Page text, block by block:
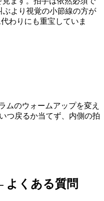
より視覚の小節線の方が
わりにも重宝していま
ムのウォームアップを変え
つ戻るか当てず、内側の拍
よくある質問